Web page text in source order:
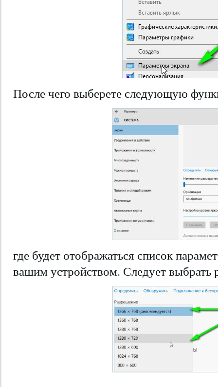
После чего выберете следующую
где будет отображаться список
вашим устройством. Следует